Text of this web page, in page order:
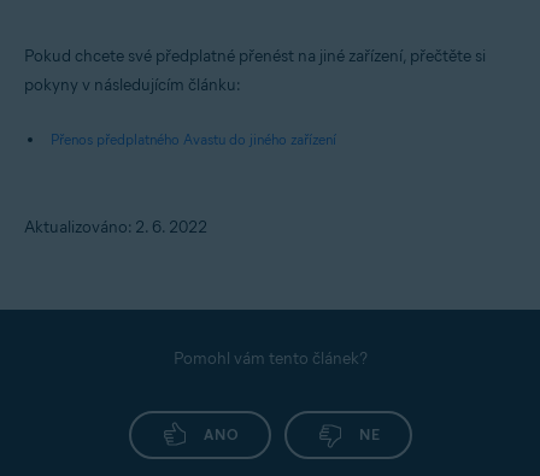
Pokud chcete své předplatné přenést na jiné zařízení, přečtěte si
pokyny v následujícím článku:
Přenos předplatného Avastu do jiného zařízení
Aktualizováno: 2. 6. 2022
Pomohl vám tento článek?
ANO NE